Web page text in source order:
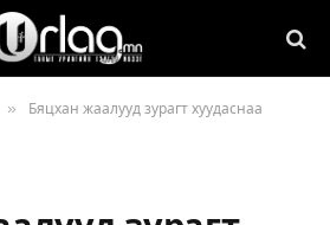
» Бяцхан жаалууд зурагт хуудаснаа